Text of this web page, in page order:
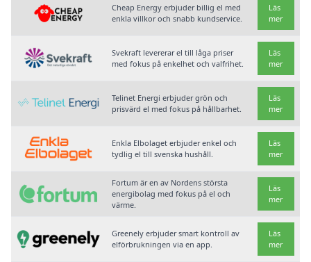
Cheap Energy erbjuder billig el med
enkla villkor och snabb kundservice.
Läs
mer
Svekraft levererar el till låga priser
med fokus på enkelhet och valfrihet.
Läs
mer
Telinet Energi erbjuder grön och
prisvärd el med fokus på hållbarhet.
Läs
mer
Enkla Elbolaget erbjuder enkel och
tydlig el till svenska hushåll.
Läs
mer
Fortum är en av Nordens största
energibolag med fokus på el och
värme.
Läs
mer
Greenely erbjuder smart kontroll av
elförbrukningen via en app.
Läs
mer